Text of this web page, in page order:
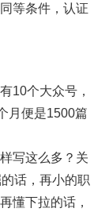
等条件，认证
10个大众号，
月便是1500篇
写这么多？关
话，再小的职
懂下拉的话，